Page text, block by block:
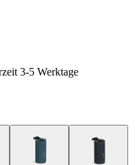
3-5 Werktage